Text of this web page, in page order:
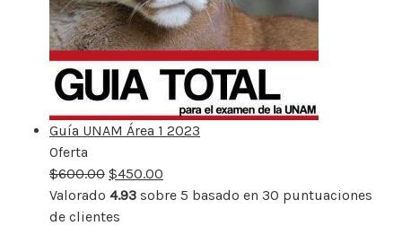
Guía UNAM Área 1 2023
Oferta
rebajado
$600.00 $450.00
Valorado 4.93 sobre 5 basado en 30 puntuaciones
de clientes